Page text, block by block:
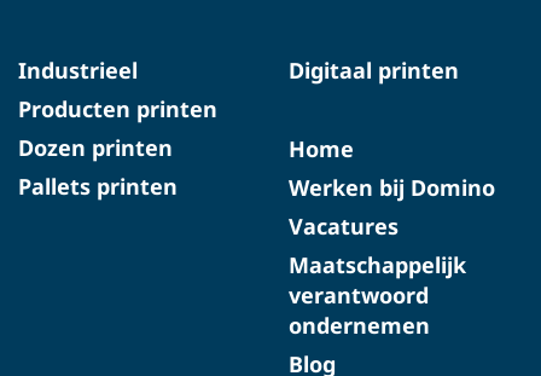
Industrieel
Producten printen
Dozen printen
Pallets printen
Digitaal printen
Home
Werken bij Domino
Vacatures
Maatschappelijk
verantwoord
ondernemen
Blog